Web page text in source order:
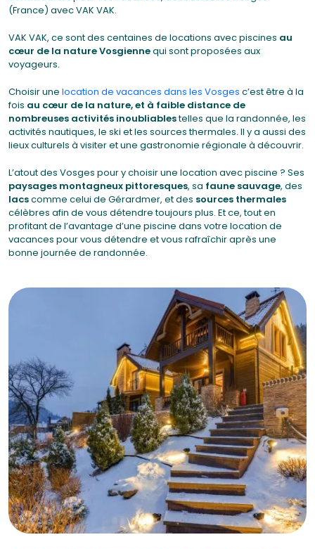
(France) avec VAK VAK.
VAK VAK, ce sont des centaines de locations avec piscines au
cœur de la nature Vosgiennequi sont proposées aux
voyageurs.
Choisir une location de vacances dans les Vosges c’est être à la
fois au cœur de la nature, et à faible distance de
nombreuses activités inoubliablestelles que la randonnée, les
activités nautiques, le ski et les sources thermales. Il y a aussi des
lieux culturels à visiter et une gastronomie régionale à découvrir.
L’atout des Vosges pour y choisir une location avec piscine ? Ses
paysages montagneux pittoresques, sa faune sauvage, des
lacscomme celui de Gérardmer, et des sources thermales
célèbres afin de vous détendre toujours plus. Et ce, tout en
profitant de l’avantage d’une piscine dans votre location de
vacances pour vous détendre et vous rafraîchir après une
bonne journée de randonnée.